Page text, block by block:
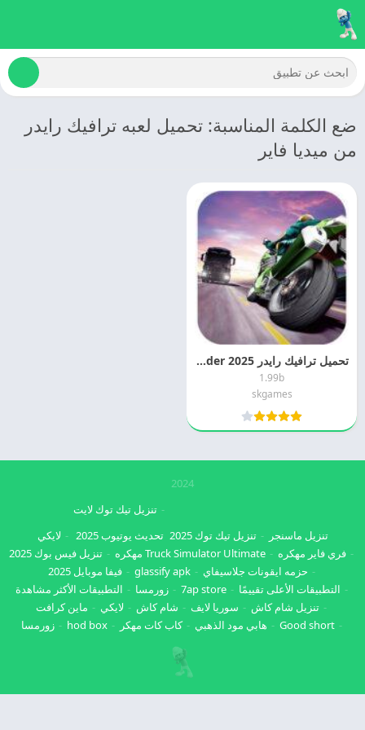
ضع الكلمة المناسبة: تحميل لعبه ترافيك رايدر
من ميديا فاير
تحميل ترافيك رايدر 2025 Traffic Rider مهكره اخر اصدار مجانا
1.99b
skgames
2024
تنزيل ماسنجر تنزيل تيك توك 2025
تنزيل تيك توك لايت
تحديث يوتيوب 2025
لايكي
فري فاير مهكره
Truck Simulator Ultimate مهكره
تنزيل فيس بوك 2025
حزمه ايقونات جلاسيفاي
glassify apk
فيفا موبايل 2025
التطبيقات الأعلى تقييمًا
7ap store زورمسا
التطبيقات الأكثر مشاهدة
تنزيل شام كاش
سوريا لايف شام كاش لايكي
ماين كرافت
Good short
هابي مود الذهبي كاب كات مهكر hod box زورمسا